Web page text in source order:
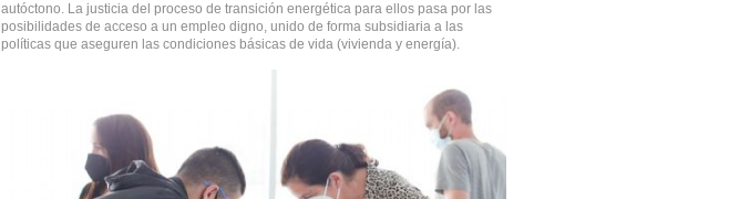
autóctono. La justicia del proceso de transición energética para ellos pasa por las
posibilidades de acceso a un empleo digno, unido de forma subsidiaria a las
políticas que aseguren las condiciones básicas de vida (vivienda y energía).